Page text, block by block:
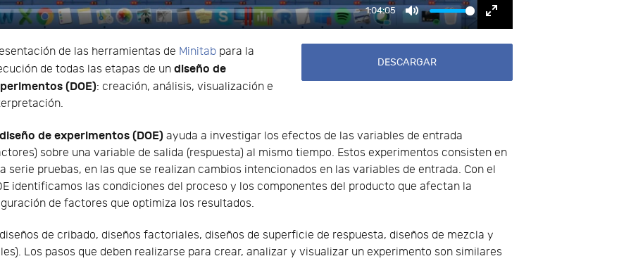
1:04:05
Mute Enter fullscreen
DESCARGAR
de las herramientas de Minitab para la
de todas las etapas de undiseño de
(DOE): creación, análisis, visualización e
diseño de experimentos (DOE) ayuda a investigar los efectos de las variables de entrada
sobre una variable de salida (respuesta) al mismo tiempo. Estos experimentos consisten en
serie pruebas, en las que se realizan cambios intencionados en las variables de entrada. Con el
identificamos las condiciones del proceso y los componentes del producto que afectan la
de factores que optimiza los resultados.
de cribado, diseños factoriales, diseños de superficie de respuesta, diseños de mezcla y
Los pasos que deben realizarse para crear, analizar y visualizar un experimento son similares